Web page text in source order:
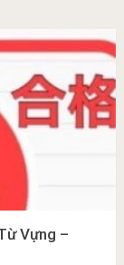
Vựng –